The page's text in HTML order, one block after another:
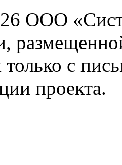
ООО
только с
проекта.